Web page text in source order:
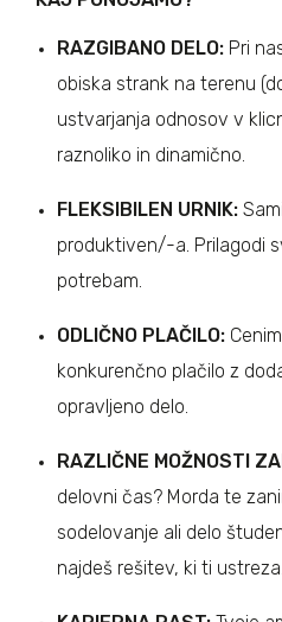
RAZGIBANO DELO: Pri
obiska strank na terenu
ustvarjanja odnosov v
raznoliko in dinamično.
FLEKSIBILEN URNIK:
produktiven/-a. Prilagodi
potrebam.
ODLIČNO PLAČILO:
konkurenčno plačilo z
opravljeno delo.
RAZLIČNE MOŽNOSTI
delovni čas? Morda te
sodelovanje ali delo
najdeš rešitev, ki ti ustreza.